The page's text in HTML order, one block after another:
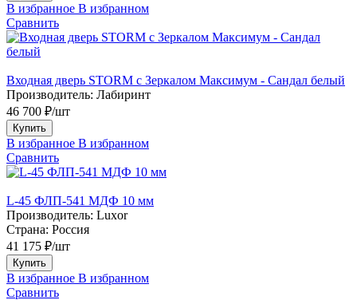
В избранное В избранном
Сравнить
Входная дверь STORM с Зеркалом Максимум - Сандал белый
Производитель: Лабиринт
46 700 ₽/шт
Купить
В избранное В избранном
Сравнить
L-45 ФЛП-541 МДФ 10 мм
Производитель: Luxor
Страна: Россия
41 175 ₽/шт
Купить
В избранное В избранном
Сравнить